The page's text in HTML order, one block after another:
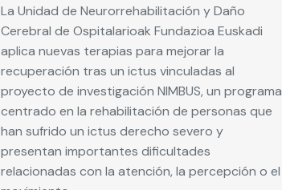
La Unidad de Neurorrehabilitación y Daño
Cerebral de Ospitalarioak Fundazioa Euskadi
aplica nuevas terapias para mejorar la
recuperación tras un ictus vinculadas al
proyecto de investigación NIMBUS, un programa
centrado en la rehabilitación de personas que
han sufrido un ictus derecho severo y
presentan importantes dificultades
relacionadas con la atención, la percepción o el